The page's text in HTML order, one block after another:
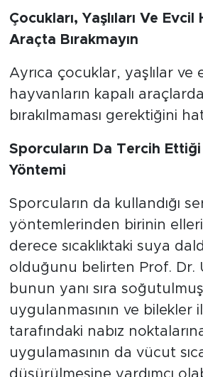
Çocukları, Yaşlıları Ve Evcil
Araçta Bırakmayın
Ayrıca çocuklar, yaşlılar ve
hayvanların kapalı
bırakılmaması gerektiğini
Sporcuların Da Tercih
Yöntemi
Sporcuların da kullandığı
yöntemlerinden birinin elleri
derece sıcaklıktaki suya
olduğunu belirten Prof. Dr.
bunun yanı sıra
uygulanmasının ve bilekler
tarafındaki nabız
uygulamasının da vücut